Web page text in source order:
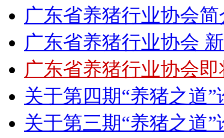
广东省养猪行业协会简
广东省养猪行业协会
广东省养猪行业协会
关于第四期“养猪之道
关于第三期“养猪之道